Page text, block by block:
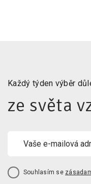
Každý týden výběr
ze světa
Souhlasím se